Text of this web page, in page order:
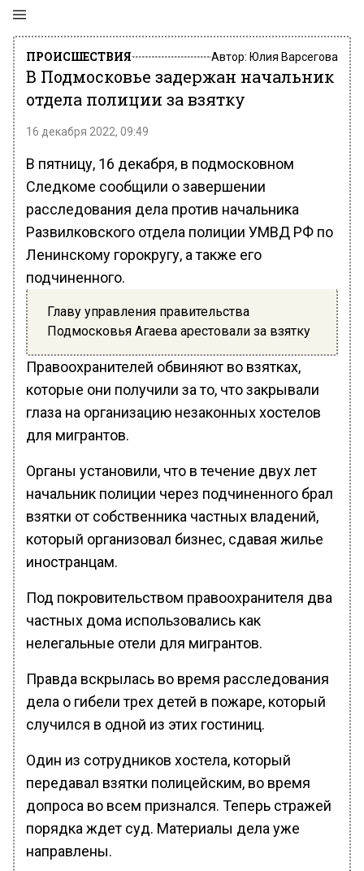
ПРОИСШЕСТВИЯ Автор: Юлия Варсегова
В Подмосковье задержан начальник
отдела полиции за взятку
16 декабря 2022, 09:49
В пятницу, 16 декабря, в подмосковном
Следкоме сообщили о завершении
расследования дела против начальника
Развилковского отдела полиции УМВД РФ по
Ленинскому горокругу, а также его
подчиненного.
Главу управления правительства
Подмосковья Агаева арестовали за взятку
Правоохранителей обвиняют во взятках,
которые они получили за то, что закрывали
глаза на организацию незаконных хостелов
для мигрантов.
Органы установили, что в течение двух лет
начальник полиции через подчиненного брал
взятки от собственника частных владений,
который организовал бизнес, сдавая жилье
иностранцам.
Под покровительством правоохранителя два
частных дома использовались как
нелегальные отели для мигрантов.
Правда вскрылась во время расследования
дела о гибели трех детей в пожаре, который
случился в одной из этих гостиниц.
Один из сотрудников хостела, который
передавал взятки полицейским, во время
допроса во всем признался. Теперь стражей
порядка ждет суд. Материалы дела уже
направлены.